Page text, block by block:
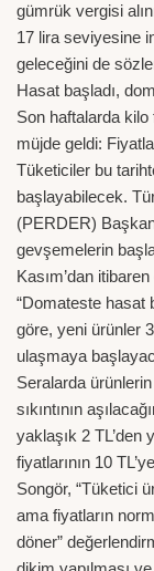
gümrük vergisi
17 lira seviyesine
geleceğini de
Hasat başladı,
Son haftalarda kilo
müjde geldi:
Tüketiciler bu
başlayabilecek.
(PERDER)
gevşemelerin
Kasım’dan
“Domateste hasat
göre, yeni ürünler
ulaşmaya
Seralarda
sıkıntının
yaklaşık 2 TL’den
fiyatlarının 10
Songör, “Tüketici
ama fiyatların
döner”